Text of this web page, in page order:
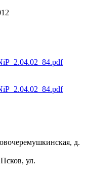
д.
ул.